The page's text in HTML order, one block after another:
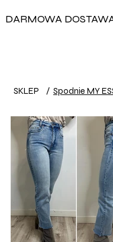
DARMOWA
SKLEP / Spodnie MY